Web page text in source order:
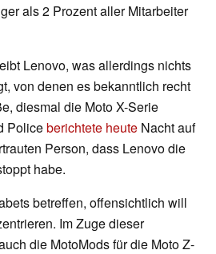
als 2 Prozent aller Mitarbeiter
Lenovo, was allerdings nichts
von denen es bekanntlich recht
diesmal die Moto X-Serie
Policeberichtete heute Nacht auf
Person, dass Lenovo die
habe.
betreffen, offensichtlich will
Im Zuge dieser
die MotoMods für die Moto Z-